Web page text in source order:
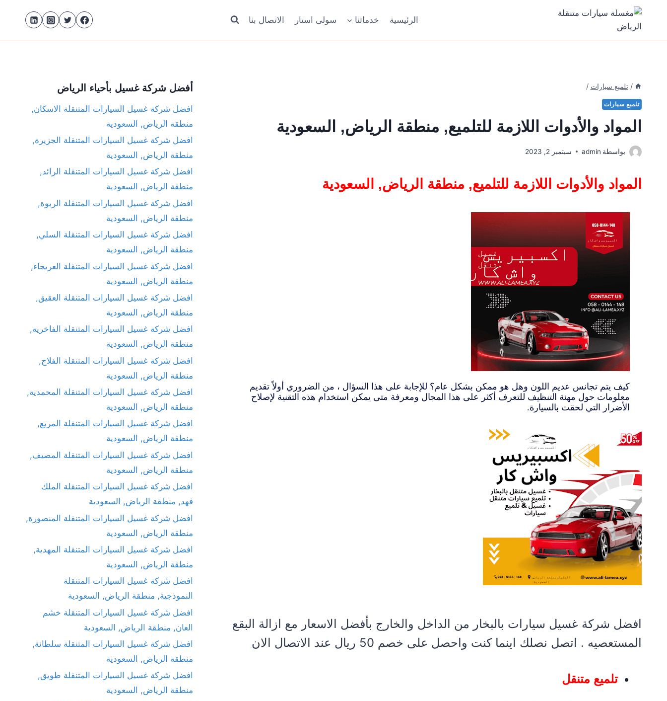
الرئيسية خدماتنا سولى استار الاتصال بنا
/ تلميع سيارات /
تلميع سيارات
المواد والأدوات اللازمة للتلميع, منطقة الرياض, السعودية
بواسطة admin سبتمبر 2, 2023
المواد والأدوات اللازمة للتلميع, منطقة الرياض, السعودية
كيف يتم تجانس عديم اللون وهل هو ممكن بشكل عام؟ للإجابة على هذا السؤال ، من الضروري أولاً تقديم
معلومات حول مهنة التنظيف للتعرف أكثر على هذا المجال ومعرفة متى يمكن استخدام هذه التقنية لإصلاح
الأضرار التي لحقت بالسيارة.
افضل شركة غسيل سيارات بالبخار من الداخل والخارج بأفضل الاسعار مع ازالة البقع
المستعصيه . اتصل نصلك اينما كنت واحصل على خصم 50 ريال عند الاتصال الان
تلميع متنقل
أفضل شركة غسيل بأحياء الرياض
افضل شركة غسيل السيارات المتنقلة الاسكان,
منطقة الرياض, السعودية
افضل شركة غسيل السيارات المتنقلة الجزيرة,
منطقة الرياض, السعودية
افضل شركة غسيل السيارات المتنقلة الرائد,
منطقة الرياض, السعودية
افضل شركة غسيل السيارات المتنقلة الربوة,
منطقة الرياض, السعودية
افضل شركة غسيل السيارات المتنقلة السلي,
منطقة الرياض, السعودية
افضل شركة غسيل السيارات المتنقلة العريجاء,
منطقة الرياض, السعودية
افضل شركة غسيل السيارات المتنقلة العقيق,
منطقة الرياض, السعودية
افضل شركة غسيل السيارات المتنقلة الفاخرية,
منطقة الرياض, السعودية
افضل شركة غسيل السيارات المتنقلة الفلاح,
منطقة الرياض, السعودية
افضل شركة غسيل السيارات المتنقلة المحمدية,
منطقة الرياض, السعودية
افضل شركة غسيل السيارات المتنقلة المربع,
منطقة الرياض, السعودية
افضل شركة غسيل السيارات المتنقلة المصيف,
منطقة الرياض, السعودية
افضل شركة غسيل السيارات المتنقلة الملك
فهد, منطقة الرياض, السعودية
افضل شركة غسيل السيارات المتنقلة المنصورة,
منطقة الرياض, السعودية
افضل شركة غسيل السيارات المتنقلة المهدية,
منطقة الرياض, السعودية
افضل شركة غسيل السيارات المتنقلة
النموذجية, منطقة الرياض, السعودية
افضل شركة غسيل السيارات المتنقلة خشم
العان, منطقة الرياض, السعودية
افضل شركة غسيل السيارات المتنقلة سلطانة,
منطقة الرياض, السعودية
افضل شركة غسيل السيارات المتنقلة طويق,
منطقة الرياض, السعودية